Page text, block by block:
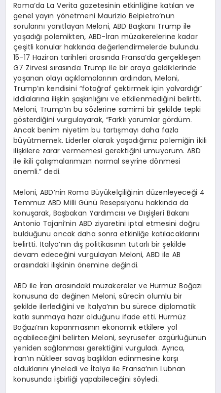
Roma’da La Verita gazetesinin etkinliğine katılan ve
genel yayın yönetmeni Maurizio Belpietro’nun
sorularını yanıtlayan Meloni, ABD Başkanı Trump ile
yaşadığı polemikten, ABD-İran müzakerelerine kadar
çeşitli konular hakkında değerlendirmelerde bulundu.
15-17 Haziran tarihleri arasında Fransa’da gerçekleşen
G7 Zirvesi sırasında Trump ile bir araya geldiklerinde
yaşanan olayı açıklamalarının ardından, Meloni,
Trump’ın kendisini “fotoğraf çektirmek için yalvardığı”
iddialarına ilişkin şaşkınlığını ve etkilenmediğini belirtti.
Meloni, Trump’ın bu sözlerine samimi bir şekilde tepki
gösterdiğini vurgulayarak, “Farklı yorumlar gördüm.
Ancak benim niyetim bu tartışmayı daha fazla
büyütmemek. Liderler olarak yaşadığımız polemiğin ikili
ilişkilere zarar vermemesi gerektiğini umuyorum. ABD
ile ikili çalışmalarımızın normal seyrine dönmesi
önemli.” dedi.
Meloni, ABD’nin Roma Büyükelçiliğinin düzenleyeceği 4
Temmuz ABD Milli Günü Resepsiyonu hakkında da
konuşarak, Başbakan Yardımcısı ve Dışişleri Bakanı
Antonio Tajani’nin ABD ziyaretini iptal etmesini doğru
bulduğunu ancak daha sonra etkinliğe katılacaklarını
belirtti. İtalya’nın dış politikasının tutarlı bir şekilde
devam edeceğini vurgulayan Meloni, ABD ile AB
arasındaki ilişkinin önemine değindi.
ABD ile İran arasındaki müzakereler ve Hürmüz Boğazı
konusuna da değinen Meloni, sürecin olumlu bir
şekilde ilerlediğini ve İtalya’nın bu sürece diplomatik
katkı sunmaya hazır olduğunu ifade etti. Hürmüz
Boğazı’nın kapanmasının ekonomik etkilere yol
açabileceğini belirten Meloni, seyrüsefer özgürlüğünün
yeniden sağlanması gerektiğini vurguladı. Ayrıca,
İran’ın nükleer savaş başlıkları edinmesine karşı
olduklarını yineledi ve İtalya ile Fransa’nın Lübnan
konusunda işbirliği yapabileceğini söyledi.